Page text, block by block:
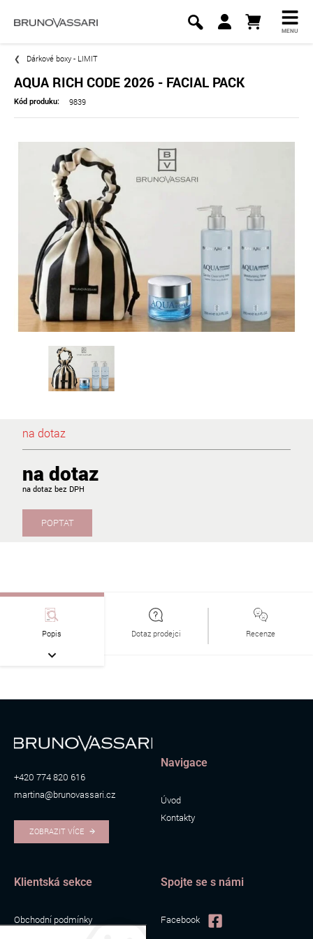
MENU
Dárkové boxy - LIMIT
AQUA RICH CODE 2026 - FACIAL PACK
Kód produku: 9839
na dotaz
na dotaz
na dotaz
POPTAT
Popis Dotaz prodejci Recenze
+420 774 820 616
martina@brunovassari.cz
ZOBRAZIT VÍCE
Navigace
Úvod
Kontakty
Klientská sekce
Obchodní podmínky
Spojte se s námi
Facebook